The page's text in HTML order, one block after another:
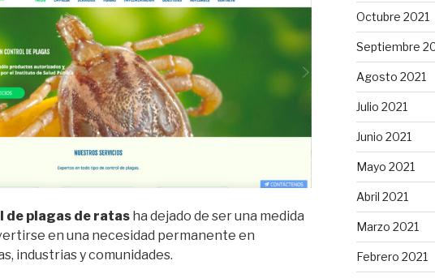
aprobaciones
de plagas de ratas ha dejado de ser una medida
en una necesidad permanente en
industrias y comunidades.
Octubre 2021
Septiembre
Agosto 2021
Julio 2021
Junio 2021
Mayo 2021
Abril 2021
Marzo 2021
Febrero 2021